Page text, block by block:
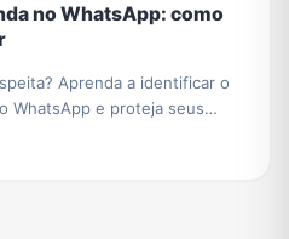
no WhatsApp: como
Aprenda a identificar o
WhatsApp e proteja seus
falsas.